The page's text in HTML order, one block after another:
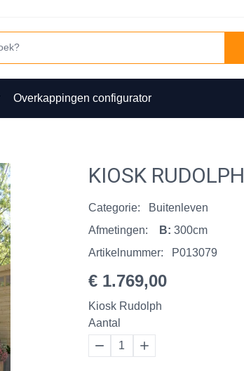
Overkappingen configurator
KIOSK RUDOLPH
Categorie:
Buitenleven
Afmetingen:
B: 300cm
Artikelnummer:
P013079
€ 1.769,00
Kiosk Rudolph
Aantal
1